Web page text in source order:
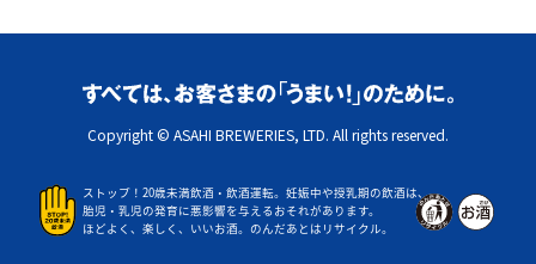
Copyright © ASAHI BREWERIES, LTD. All rights reserved.